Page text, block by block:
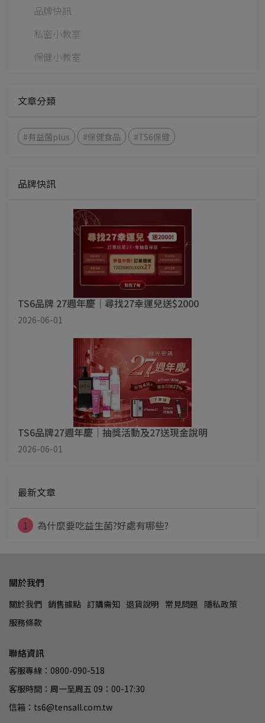
品牌快訊
私密小教室
保健小教室
文章分類
#有益菌plus #保健食品 #TS6保健
品牌快訊
TS6品牌 27週年慶｜尋找27幸運兒送$2000
2026-06-01
TS6品牌27週年慶｜抽獎活動及27送現金說明
2026-06-01
最新文章
1 為什麼要吃益生菌?好處有哪些?
關於我們
關於我們 銷售據點 訂購需知 退貨說明 常見問題 隱私政策
服務條款
聯絡資訊
客服專線：0800-090-518
客服時間：周一至周五 09：00-17:30
信箱：ts6@tensall.com.tw